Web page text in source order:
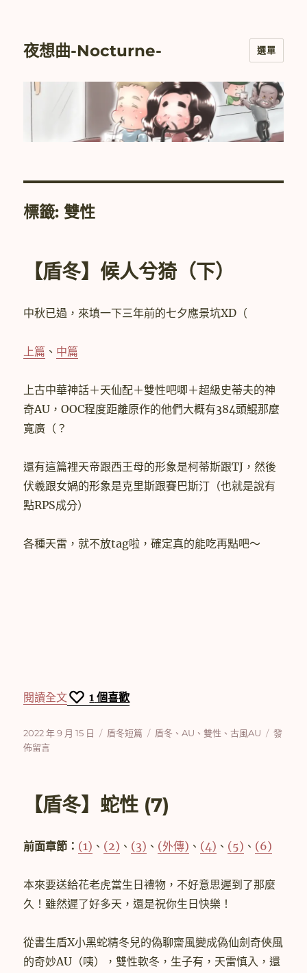
夜想曲-Nocturne- 選單
標籤:雙性
【盾冬】候人兮猗（下）
中秋已過，來填一下三年前的七夕應景坑XD（
上篇 、 中篇
上古中華神話＋天仙配＋雙性吧唧＋超級史蒂夫的神
奇AU，OOC程度距離原作的他們大概有384頭鯤那麼
寬廣（？
還有這篇裡天帝跟西王母的形象是柯蒂斯跟TJ，然後
伏羲跟女媧的形象是克里斯跟賽巴斯汀（也就是說有
點RPS成分）
各種天雷，就不放tag啦，確定真的能吃再點吧～
閱讀全文〈【盾冬】候人兮猗（下）〉
1 個喜歡
發
佈
2022 年 9 月 15 日
分
盾冬短篇
標
盾冬 、AU 、雙性 、古風AU
在
發
佈留言
【盾冬】蛇性 (7)
前面章節： (1) 、 (2) 、 (3) 、 (外傳) 、 (4) 、 (5) 、 (6)
本來要送給花老虎當生日禮物，不好意思遲到了那麼
久！雖然遲了好多天，還是祝你生日快樂！
從書生盾X小黑蛇精冬兒的偽聊齋風變成偽仙劍奇俠風
的奇妙AU（咦），雙性軟冬，生子有，天雷慎入，還